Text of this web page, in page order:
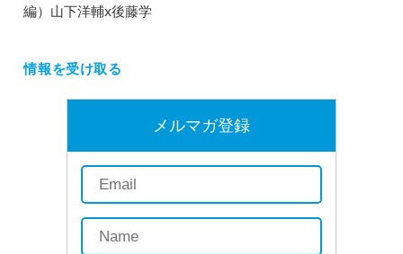
編）山下洋輔x後藤学
情報を受け取る
メルマガ登録